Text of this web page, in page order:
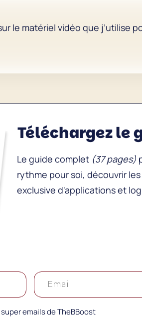
le matériel vidéo que j’utilise
Téléchargez le
Le guide complet (37 pages)
rythme pour soi, découvrir
exclusive d'applications et
emails de TheBBoost